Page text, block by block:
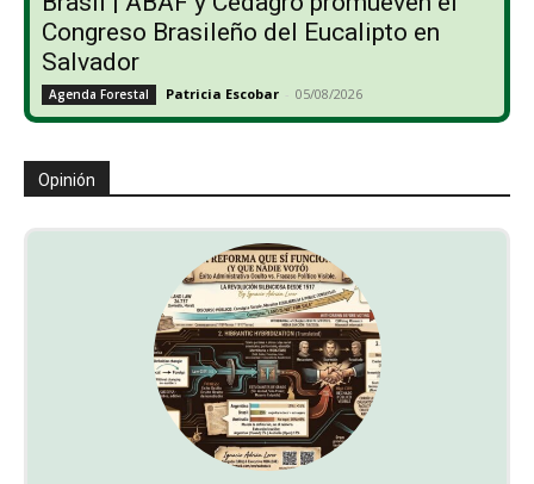
Congreso Brasileño del Eucalipto en
Salvador
Agenda Forestal Patricia Escobar - 05/08/2026
Opinión